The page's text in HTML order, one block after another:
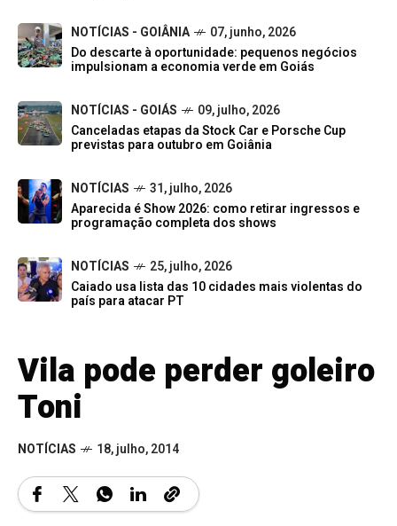
NOTÍCIAS - GOIÂNIA
07, junho, 2026
Do descarte à oportunidade: pequenos negócios
impulsionam a economia verde em Goiás
NOTÍCIAS - GOIÁS
09, julho, 2026
Canceladas etapas da Stock Car e Porsche Cup
previstas para outubro em Goiânia
NOTÍCIAS
31, julho, 2026
Aparecida é Show 2026: como retirar ingressos e
programação completa dos shows
NOTÍCIAS
25, julho, 2026
Caiado usa lista das 10 cidades mais violentas do
país para atacar PT
Vila pode perder goleiro
Toni
NOTÍCIAS 18, julho, 2014